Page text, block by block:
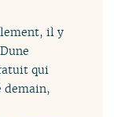
il y
qui
demain,